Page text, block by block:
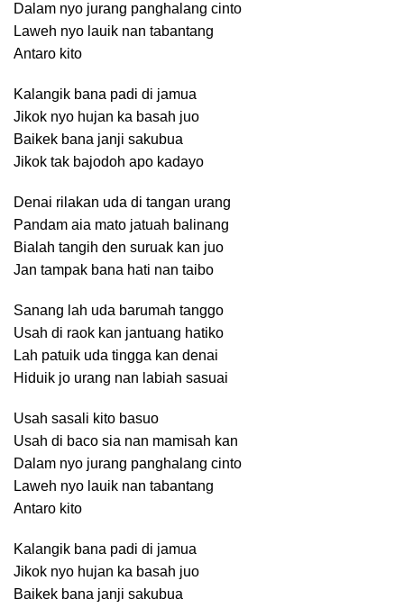
Dalam nyo jurang panghalang cinto
Laweh nyo lauik nan tabantang
Antaro kito
Kalangik bana padi di jamua
Jikok nyo hujan ka basah juo
Baikek bana janji sakubua
Jikok tak bajodoh apo kadayo
Denai rilakan uda di tangan urang
Pandam aia mato jatuah balinang
Bialah tangih den suruak kan juo
Jan tampak bana hati nan taibo
Sanang lah uda barumah tanggo
Usah di raok kan jantuang hatiko
Lah patuik uda tingga kan denai
Hiduik jo urang nan labiah sasuai
Usah sasali kito basuo
Usah di baco sia nan mamisah kan
Dalam nyo jurang panghalang cinto
Laweh nyo lauik nan tabantang
Antaro kito
Kalangik bana padi di jamua
Jikok nyo hujan ka basah juo
Baikek bana janji sakubua